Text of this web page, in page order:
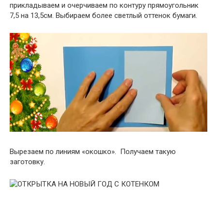
прикладываем и очерчиваем по контуру прямоугольник
7,5 на 13,5см. Выбираем более светлый оттенок бумаги.
Вырезаем по линиям «окошко». Получаем такую
заготовку.